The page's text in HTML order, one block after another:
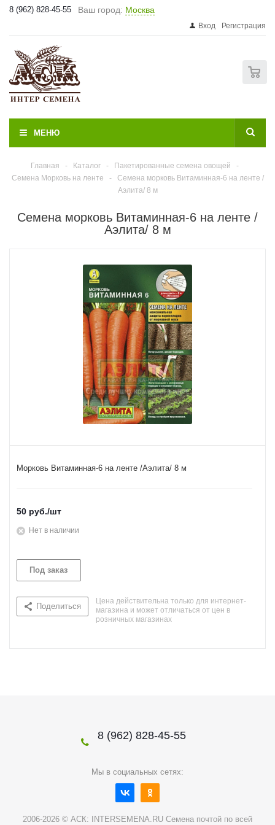
8 (962) 828-45-55 Ваш город: Москва
Вход Регистрация
МЕНЮ
Главная - Каталог - Пакетированные семена овощей
-
Семена Морковь на ленте
-
Семена морковь Витаминная-6 на ленте /
Аэлита/ 8 м
Семена морковь Витаминная-6 на ленте /
Аэлита/ 8 м
Морковь Витаминная-6 на ленте /Аэлита/ 8 м
50 руб./шт
Нет в наличии
Под заказ
Поделиться
Цена действительна только для интернет-
магазина и может отличаться от цен в
розничных магазинах
8 (962) 828-45-55
Мы в социальных сетях:
2006-2026 © АСК: INTERSEMENA.RU Семена почтой по всей